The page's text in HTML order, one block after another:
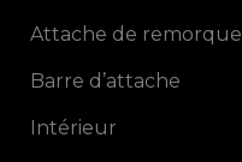
Attache de remorque
Barre d’attache
Intérieur